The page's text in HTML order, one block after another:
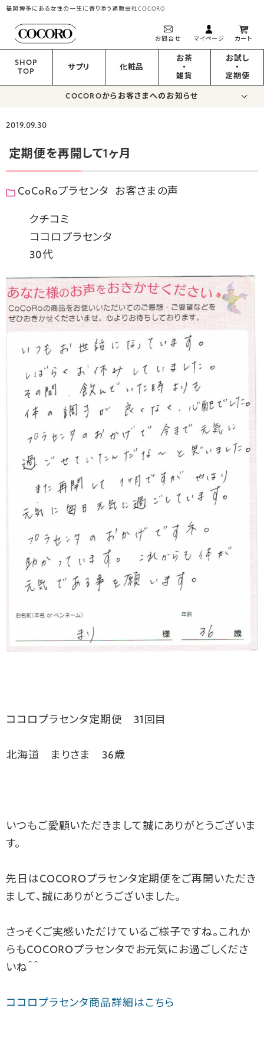
福岡博多にある女性の一生に寄り添う通販会社COCORO
お問合せ マイページ カート
SHOP
TOP
サプリ 化粧品
お茶
・
雑貨
お試し
・
定期便
COCOROからお客さまへのお知らせ
2019.09.30
定期便を再開して1ヶ月
CoCoRoプラセンタ お客さまの声
クチコミ
ココロプラセンタ
30代
ココロプラセンタ定期便 31回目
北海道 まりさま 36歳
いつもご愛顧いただきまして誠にありがとうございま
す。
先日はCOCOROプラセンタ定期便をご再開いただき
まして、誠にありがとうございました。
さっそくご実感いただけているご様子ですね。これか
らもCOCOROプラセンタでお元気にお過ごしくださ
いね＾＾
ココロプラセンタ商品詳細はこちら